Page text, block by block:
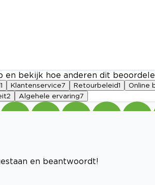
en bekijk hoe anderen dit
1 Klantenservice7 Retourbeleid1 Online
2 Algehele ervaring7
en beantwoordt!